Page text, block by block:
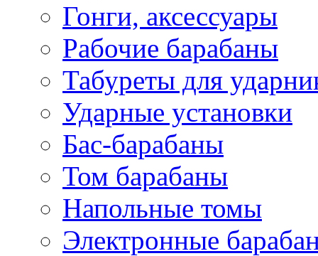
Гонги, аксессуары
Рабочие барабаны
Табуреты для
Ударные установки
Бас-барабаны
Том барабаны
Напольные томы
Электронные